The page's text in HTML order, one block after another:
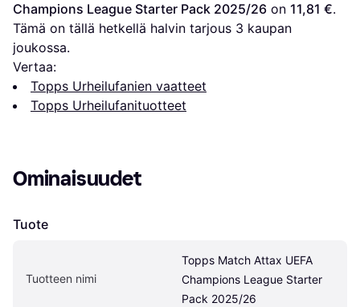
Champions League Starter Pack 2025/26 on 11,81 €.
Tämä on tällä hetkellä halvin tarjous 3 kaupan
joukossa.
Vertaa:
Topps Urheilufanien vaatteet
Topps Urheilufanituotteet
Ominaisuudet
Tuote
Tuotteen nimi
Topps Match Attax UEFA
Champions League Starter
Pack 2025/26